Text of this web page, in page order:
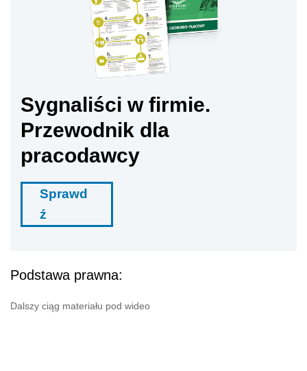
Sygnaliści w firmie.
Przewodnik dla
pracodawcy
Sprawd
ź
Podstawa prawna:
Dalszy ciąg materiału pod wideo